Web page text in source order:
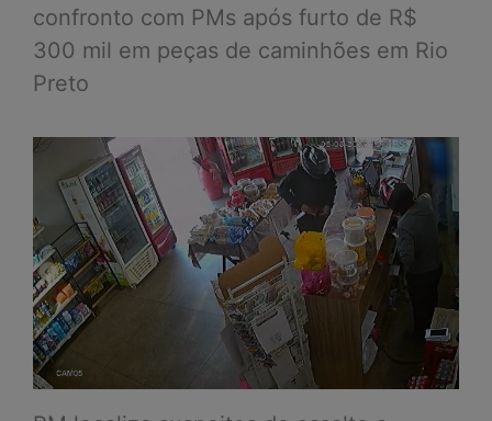
confronto com PMs após furto de R$
300 mil em peças de caminhões em Rio
Preto